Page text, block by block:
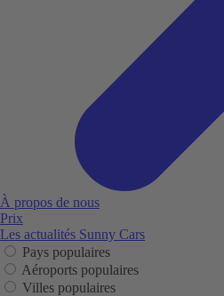
À propos de nous
Prix
Les actualités Sunny Cars
Pays populaires
Aéroports populaires
Villes populaires